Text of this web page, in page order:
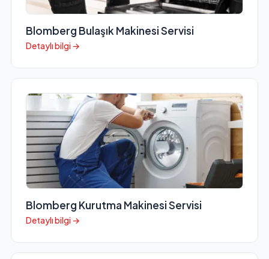
Blomberg Bulaşık Makinesi Servisi
Detaylı bilgi →
Blomberg Kurutma Makinesi Servisi
Detaylı bilgi →